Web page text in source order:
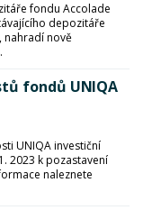
fondu Accolade
depozitáře
nahradí nově
fondů UNIQA
UNIQA investiční
2023 k pozastavení
naleznete